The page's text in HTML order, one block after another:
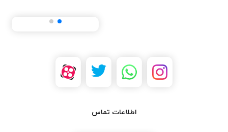
اطلاعات تماس